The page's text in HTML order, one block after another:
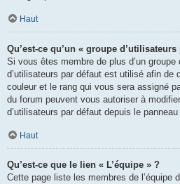
Haut
Qu’est-ce qu’un « groupe
Si vous êtes membre de plus d’un groupe
d’utilisateurs par défaut est utilisé afin de
couleur et le rang qui vous sera assigné
du forum peuvent vous autoriser à
d’utilisateurs par défaut depuis le
Haut
Qu’est-ce que le lien « L’équipe » ?
Cette page liste les membres de l’équipe